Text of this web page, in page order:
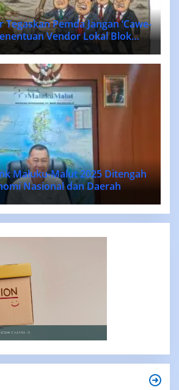
Pemda Jangan ‘Cawe-
Vendor Lokal Blok
Maluku-Malut 2025 Ditengah
Nasional dan Daerah